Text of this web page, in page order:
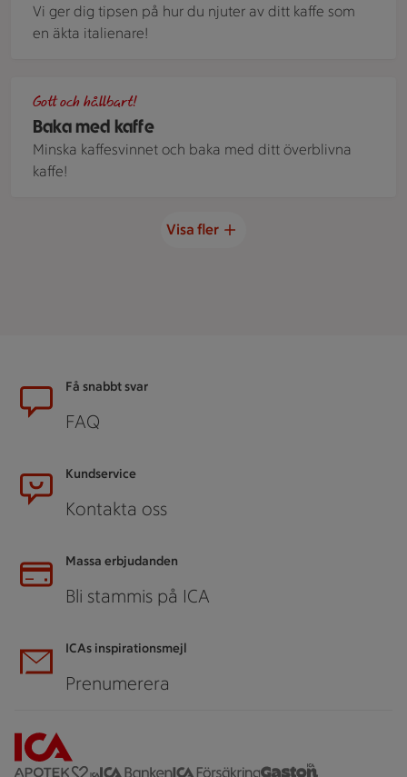
Vi ger dig tipsen på hur du njuter av ditt kaffe som
en äkta italienare!
Baka med kaffe
Gott och hållbart!
Minska kaffesvinnet och baka med ditt överblivna
kaffe!
Visa fler
SidfotFå snabbt svar
FAQ
Kundservice
Kontakta oss
Massa erbjudanden
Bli stammis på ICA
ICAs inspirationsmejl
Prenumerera